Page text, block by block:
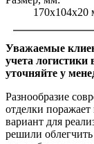
170х104х20
Уважаемые
учета
уточняйте у
Разнообразие
отделки
вариант для
решили